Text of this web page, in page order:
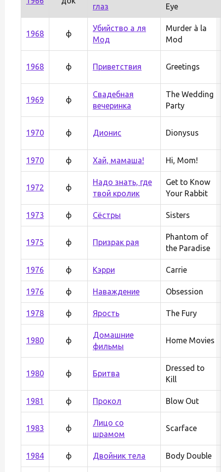
глаз Eye
1968 ф
Убийство а ля
Мод
Murder à la
Mod
1968 ф Приветствия Greetings
1969 ф
Свадебная
вечеринка
The Wedding
Party
1970 ф Дионис Dionysus
1970 ф Хай, мамаша! Hi, Mom!
1972 ф
Надо знать, где
твой кролик
Get to Know
Your Rabbit
1973 ф Сёстры Sisters
1975 ф Призрак рая
Phantom of
the Paradise
1976 ф Кэрри Carrie
1976 ф Наваждение Obsession
1978 ф Ярость The Fury
1980 ф
Домашние
фильмы
Home Movies
1980 ф Бритва
Dressed to
Kill
1981 ф Прокол Blow Out
1983 ф
Лицо со
шрамом
Scarface
1984 ф Двойник тела Body Double